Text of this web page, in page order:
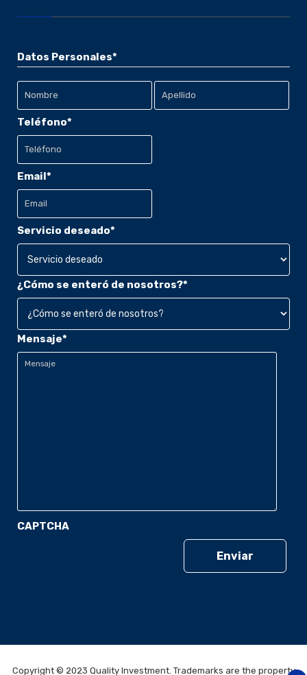
Datos Personales*
Nombre
Apellido
Teléfono*
Email*
Servicio deseado*
¿Cómo se enteró de nosotros?*
Mensaje*
CAPTCHA
Copyright © 2023 Quality Investment. Trademarks are the property